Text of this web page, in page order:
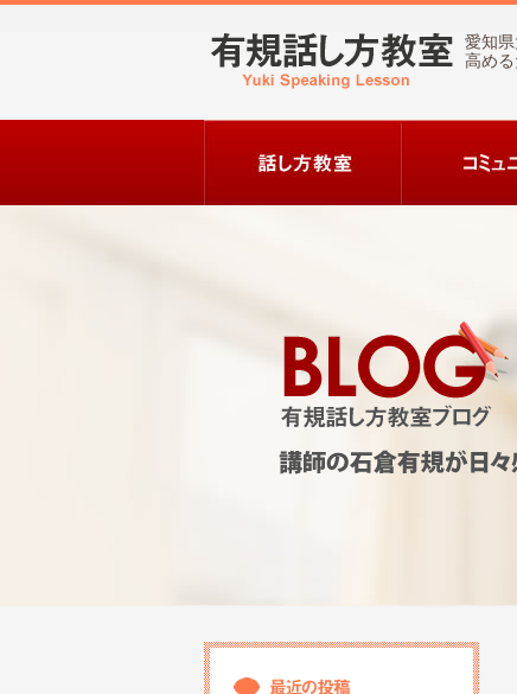
愛知
高める